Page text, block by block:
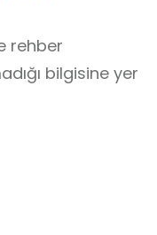
rehber
bilgisine yer